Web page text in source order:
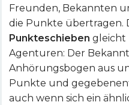
Freunden, Bekannten
die Punkte übertragen.
Punkteschieben gleicht
Agenturen: Der
Anhörungsbogen aus
Punkte und
auch wenn sich ein